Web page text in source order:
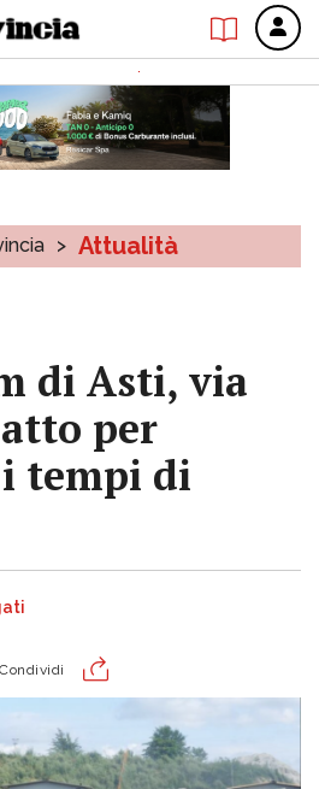
> Attualità
di Asti, via
per
tempi di
Condividi